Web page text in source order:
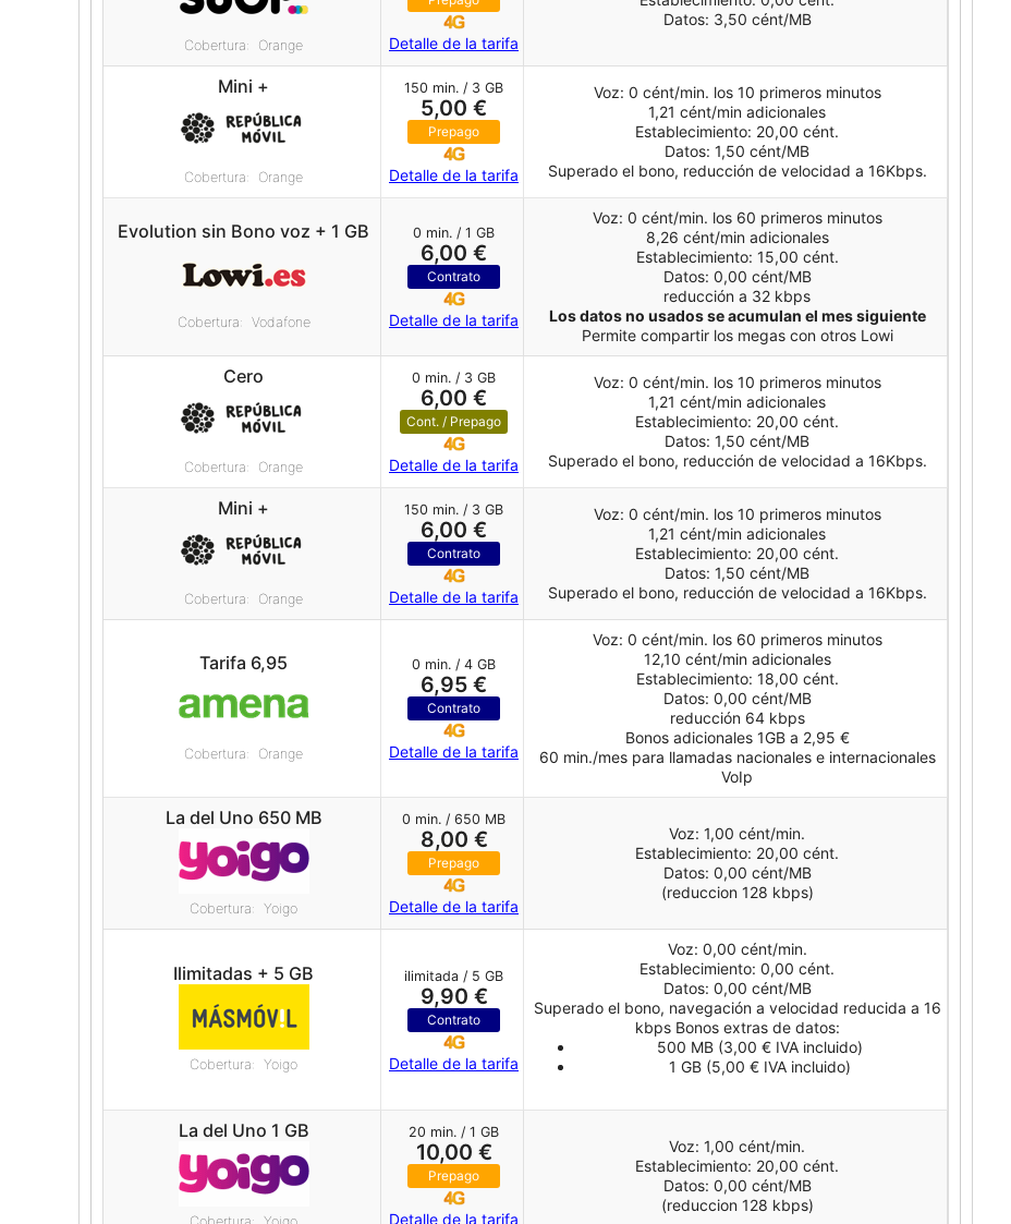
Cobertura: Orange Detalle de la tarifa
Datos: 3,50 cént/MB
Mini +
Cobertura: Orange
150 min. / 3 GB
5,00 €
Prepago
Detalle de la tarifa
Voz: 0 cént/min. los 10 primeros minutos
1,21 cént/min adicionales
Establecimiento: 20,00 cént.
Datos: 1,50 cént/MB
Superado el bono, reducción de velocidad a 16Kbps.
Evolution sin Bono voz + 1 GB
Cobertura: Vodafone
0 min. / 1 GB
6,00 €
Contrato
Detalle de la tarifa
Voz: 0 cént/min. los 60 primeros minutos
8,26 cént/min adicionales
Establecimiento: 15,00 cént.
Datos: 0,00 cént/MB
reducción a 32 kbps
Los datos no usados se acumulan el mes siguiente
Permite compartir los megas con otros Lowi
Cero
Cobertura: Orange
0 min. / 3 GB
6,00 €
Cont. / Prepago
Detalle de la tarifa
Voz: 0 cént/min. los 10 primeros minutos
1,21 cént/min adicionales
Establecimiento: 20,00 cént.
Datos: 1,50 cént/MB
Superado el bono, reducción de velocidad a 16Kbps.
Mini +
Cobertura: Orange
150 min. / 3 GB
6,00 €
Contrato
Detalle de la tarifa
Voz: 0 cént/min. los 10 primeros minutos
1,21 cént/min adicionales
Establecimiento: 20,00 cént.
Datos: 1,50 cént/MB
Superado el bono, reducción de velocidad a 16Kbps.
Tarifa 6,95
Cobertura: Orange
0 min. / 4 GB
6,95 €
Contrato
Detalle de la tarifa
Voz: 0 cént/min. los 60 primeros minutos
12,10 cént/min adicionales
Establecimiento: 18,00 cént.
Datos: 0,00 cént/MB
reducción 64 kbps
Bonos adicionales 1GB a 2,95 €
60 min./mes para llamadas nacionales e internacionales
VoIp
La del Uno 650 MB
Cobertura: Yoigo
0 min. / 650 MB
8,00 €
Prepago
Detalle de la tarifa
Voz: 1,00 cént/min.
Establecimiento: 20,00 cént.
Datos: 0,00 cént/MB
(reduccion 128 kbps)
Ilimitadas + 5 GB
Cobertura: Yoigo
ilimitada / 5 GB
9,90 €
Contrato
Detalle de la tarifa
Voz: 0,00 cént/min.
Establecimiento: 0,00 cént.
Datos: 0,00 cént/MB
Superado el bono, navegación a velocidad reducida a 16
kbps Bonos extras de datos:
500 MB (3,00 € IVA incluido)
1 GB (5,00 € IVA incluido)
La del Uno 1 GB 20 min. / 1 GB
10,00 €
Prepago
Detalle de la tarifa
Voz: 1,00 cént/min.
Establecimiento: 20,00 cént.
Datos: 0,00 cént/MB
(reduccion 128 kbps)